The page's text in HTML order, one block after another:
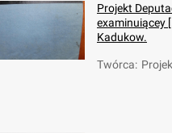
Projekt
examinuiącey
Kadukow.
Twórca: